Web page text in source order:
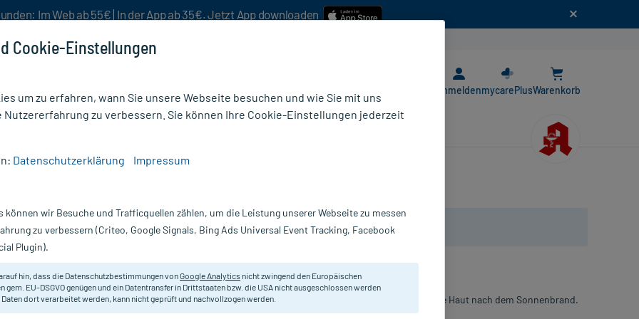
Im Web ab 55€ | In der App ab 35€. Jetzt App downloaden
AnmeldenmycarePlusWarenkorb
Nur für kurze Zeit:Gratis-Versand* ab 19€ Mindestbestellwert!
400 ml Avene
Beruhigt, spendet Feuchtigkeit und regeneriert die empfindliche Haut nach dem Sonnenbrand.
Für die ganze Familie.
Cookie-Einstellungen
um zu erfahren, wann Sie unsere Webseite besuchen und wie Sie mit uns
Nutzererfahrung zu verbessern. Sie können Ihre Cookie-Einstellungen jederzeit
Datenschutzerklärung Impressum
können wir Besuche und Trafficquellen zählen, um die Leistung unserer Webseite zu messen
zu verbessern (Criteo, Google Signals, Bing Ads Universal Event Tracking, Facebook
Plugin).
hin, dass die Datenschutzbestimmungen vonGoogle Analytics nicht zwingend den Europäischen
gem. EU-DSGVO genügen und ein Datentransfer in Drittstaaten bzw. die USA nicht ausgeschlossen werden
Daten dort verarbeitet werden, kann nicht geprüft und nachvollzogen werden.